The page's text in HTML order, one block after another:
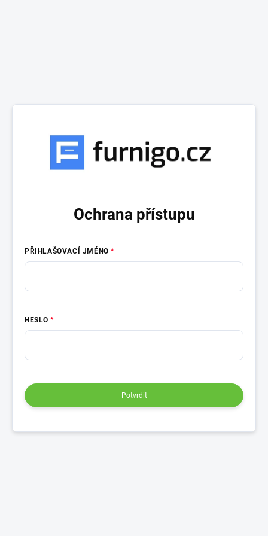
Ochrana přístupu
PŘIHLAŠOVACÍ JMÉNO
HESLO
Potvrdit